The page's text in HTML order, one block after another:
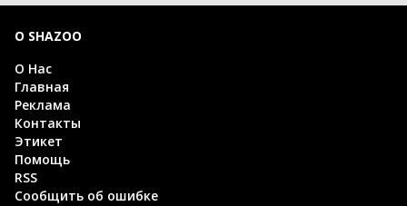
О SHAZOO
О Нас
Главная
Реклама
Контакты
Этикет
Помощь
RSS
Сообщить об ошибке